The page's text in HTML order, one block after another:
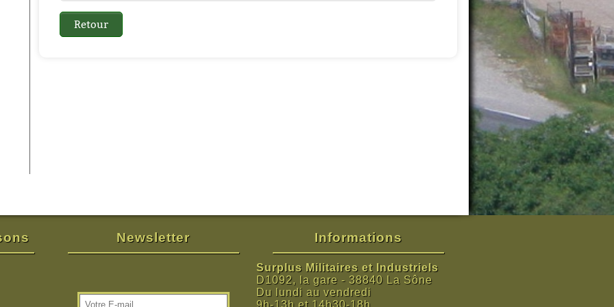
Newsletter Informations
Surplus Militaires et Industriels
D1092, la gare - 38840 La Sône
Du lundi au vendredi
9h-13h et 14h30-18h